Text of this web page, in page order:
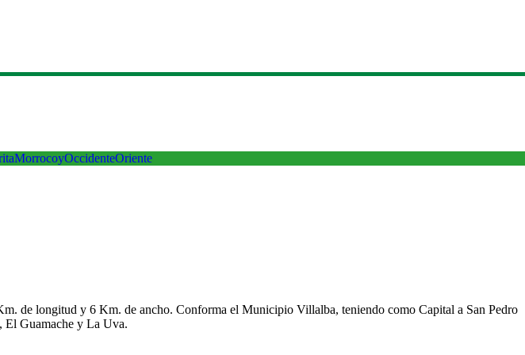
MorrocoyOccidenteOriente
de longitud y 6 Km. de ancho. Conforma el Municipio Villalba, teniendo como Capital a San Pedro
El Guamache y La Uva.